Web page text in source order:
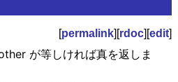
[permalink][rdoc][edit]
が等しければ真を返しま